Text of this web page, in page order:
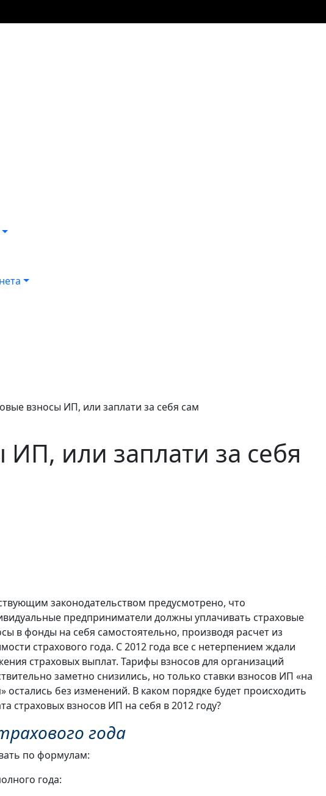
взносы ИП, или заплати за себя сам
или заплати за себя
законодательством предусмотрено, что
предприниматели должны уплачивать страховые
в фонды на себя самостоятельно, производя расчет из
страхового года. С 2012 года все с нетерпением ждали
страховых выплат. Тарифы взносов для организаций
заметно снизились, но только ставки взносов ИП «на
остались без изменений. В каком порядке будет происходить
страховых взносов ИП на себя в 2012 году?
года
по формулам:
года: